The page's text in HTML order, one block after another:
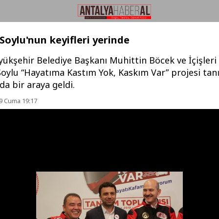
keyifleri yerinde
Belediye Başkanı Muhittin Böcek ve İçişleri
“Hayatıma Kastım Yok, Kaskım Var” projesi
bir araya geldi.
Cuma 19:17